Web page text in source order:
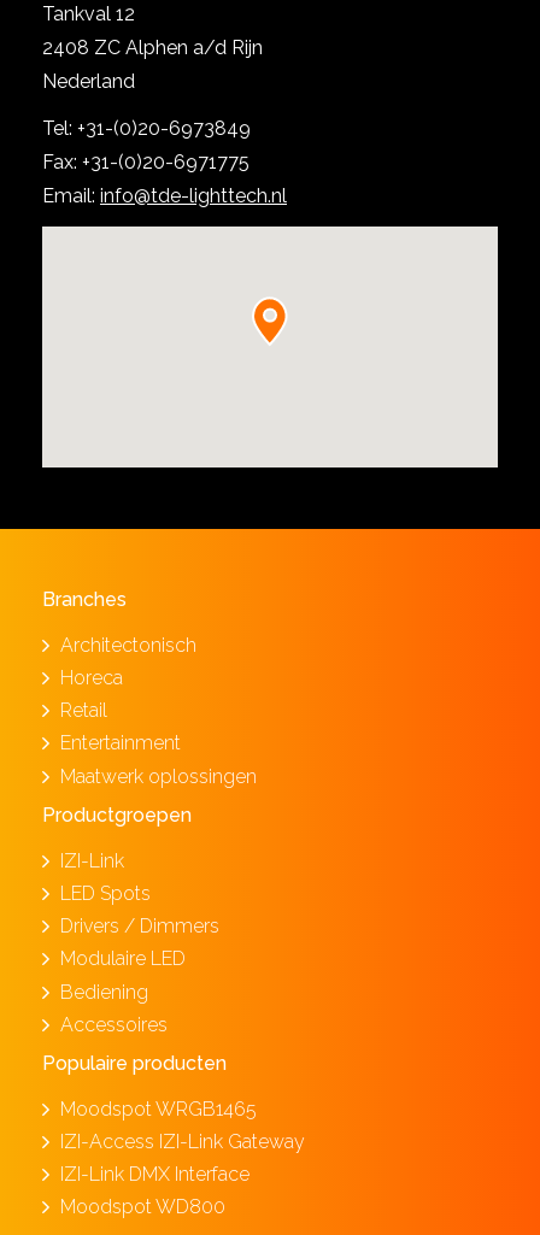
Tankval 12
2408 ZC Alphen a/d Rijn
Nederland
Tel: +31-(0)20-6973849
Fax: +31-(0)20-6971775
Email: info@tde-lighttech.nl
Branches
Architectonisch
Horeca
Retail
Entertainment
Maatwerk oplossingen
Productgroepen
IZI-Link
LED Spots
Drivers / Dimmers
Modulaire LED
Bediening
Accessoires
Populaire producten
Moodspot WRGB1465
IZI-Access IZI-Link Gateway
IZI-Link DMX Interface
Moodspot WD800